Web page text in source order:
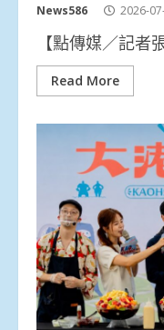
News586 2026-
【點傳媒／記者
Read More